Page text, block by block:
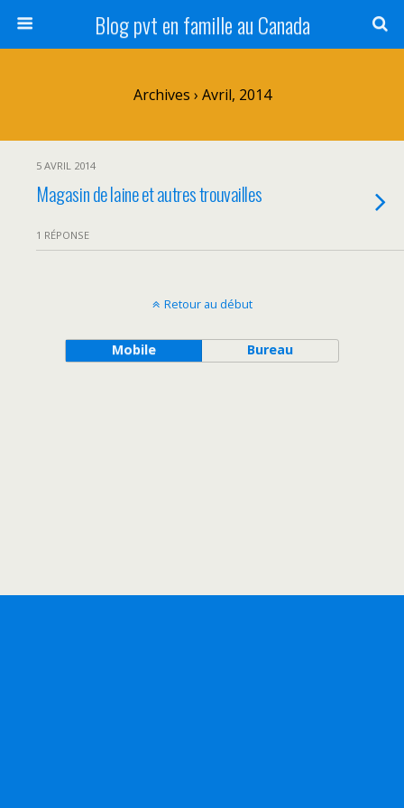
Blog pvt en famille au Canada
Archives › Avril, 2014
5 AVRIL 2014
Magasin de laine et autres trouvailles
1 RÉPONSE
Retour au début
Mobile Bureau